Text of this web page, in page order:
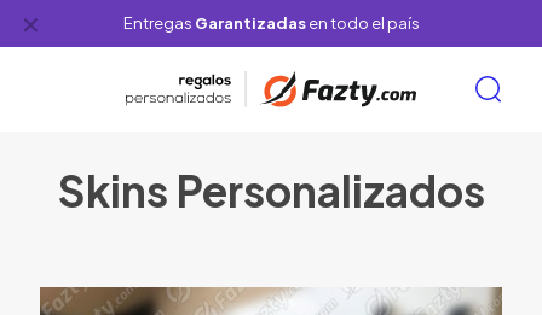
Entregas Garantizadasen todo el país
✕
Skins Personalizados